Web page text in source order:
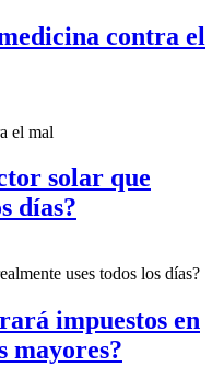
contra el
el mal
solar que
días?
uses todos los días?
impuestos en
mayores?